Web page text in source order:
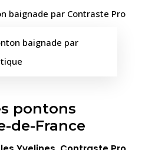
baignade par
pontons
de-France